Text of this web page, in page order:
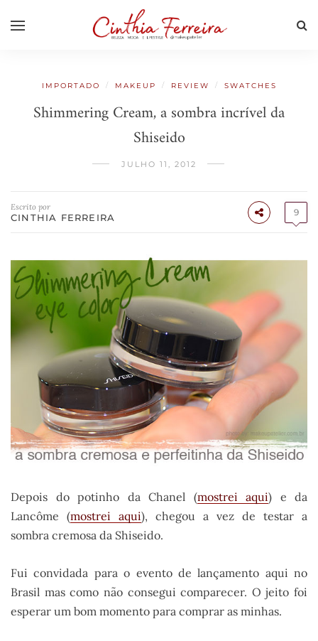
IMPORTADO / MAKEUP / REVIEW / SWATCHES
Shimmering Cream, a sombra incrível da
Shiseido
JULHO 11, 2012
Escrito por
CINTHIA FERREIRA 9
Depois do potinho da Chanel (mostrei aqui) e da
Lancôme (mostrei aqui), chegou a vez de testar a
sombra cremosa da Shiseido.
Fui convidada para o evento de lançamento aqui no
Brasil mas como não consegui comparecer. O jeito foi
esperar um bom momento para comprar as minhas.